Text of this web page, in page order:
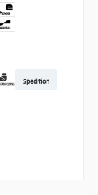
Spedition